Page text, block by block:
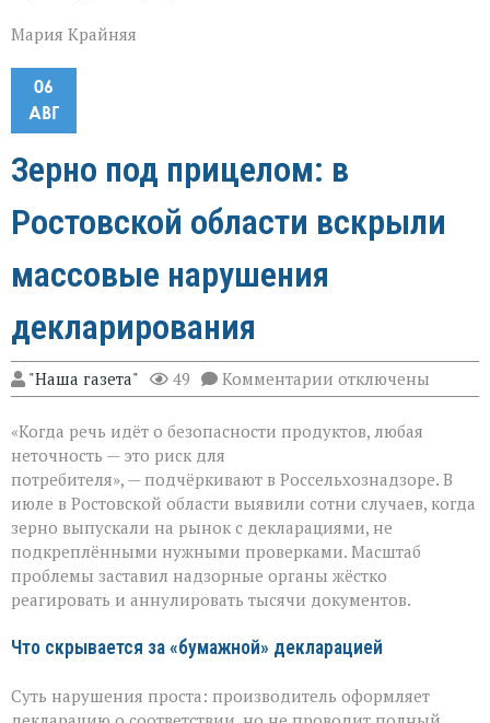
Мария Крайняя
06
АВГ
Зерно под прицелом: в
Ростовской области вскрыли
массовые нарушения
декларирования
"Наша газета" 49 Комментарии к
записи
под
Ростовской
области
вскрыли
массовые
нарушения
декларирования
отключены
«Когда речь идёт о безопасности продуктов, любая
неточность — это риск для
потребителя», — подчёркивают в Россельхознадзоре. В
июле в Ростовской области выявили сотни случаев, когда
зерно выпускали на рынок с декларациями, не
подкреплёнными нужными проверками. Масштаб
проблемы заставил надзорные органы жёстко
реагировать и аннулировать тысячи документов.
Что скрывается за «бумажной» декларацией
Суть нарушения проста: производитель оформляет